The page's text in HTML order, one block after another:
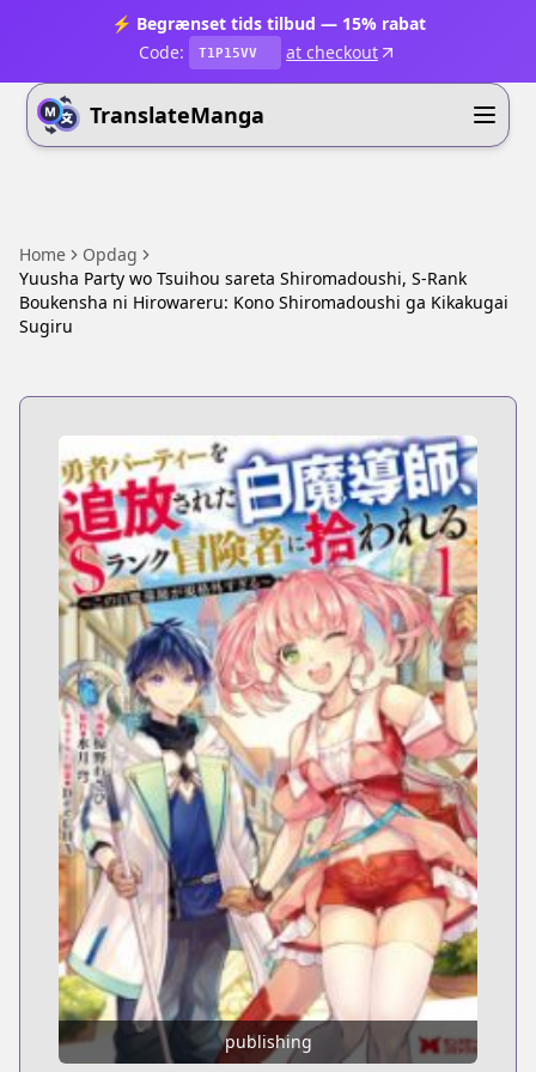
⚡ Begrænset tids tilbud — 15% rabat
Code:
T1P15VV at checkout
TranslateManga
Home
Opdag
Yuusha Party wo Tsuihou sareta Shiromadoushi, S-Rank
Boukensha ni Hirowareru: Kono Shiromadoushi ga Kikakugai
Sugiru
publishing